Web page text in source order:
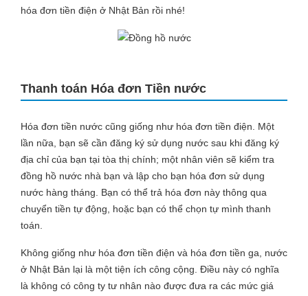
hóa đơn tiền điện ở Nhật Bản rồi nhé!
Thanh toán Hóa đơn Tiền nước
Hóa đơn tiền nước cũng giống như hóa đơn tiền điện. Một
lần nữa, bạn sẽ cần đăng ký sử dụng nước sau khi đăng ký
địa chỉ của bạn tại tòa thị chính; một nhân viên sẽ kiểm tra
đồng hồ nước nhà bạn và lập cho bạn hóa đơn sử dụng
nước hàng tháng. Bạn có thể trả hóa đơn này thông qua
chuyển tiền tự động, hoặc bạn có thể chọn tự mình thanh
toán.
Không giống như hóa đơn tiền điện và hóa đơn tiền ga, nước
ở Nhật Bản lại là một tiện ích công cộng. Điều này có nghĩa
là không có công ty tư nhân nào được đưa ra các mức giá